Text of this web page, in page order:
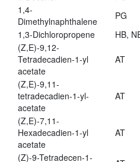
1,4-
Dimethylnaphthalene
PG
1,3-Dichloropropene
HB,
(Z,E)-9,12-
Tetradecadien-1-yl
acetate
AT
(Z,E)-9,11-
tetradecadien-1-yl-
acetate
AT
(Z,E)-7,11-
Hexadecadien-1-yl
acetate
AT
(Z)-9-Tetradecen-1-